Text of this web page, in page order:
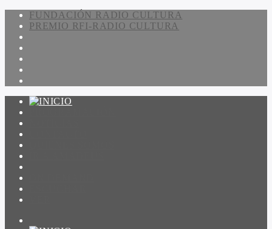
FUNDACIÓN RADIO CULTURA
PREMIO RFI-RADIO CULTURA